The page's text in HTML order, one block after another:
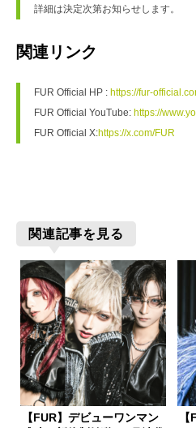
詳細は決定次第お知らせします。
関連リンク
FUR Official HP : https://fur-
FUR Official YouTube: https://
FUR Official X:https://x.com/FUR
関連記事を見る
【FUR】デビューワンマン